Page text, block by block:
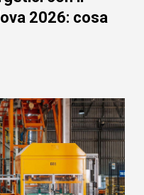
2026: cosa